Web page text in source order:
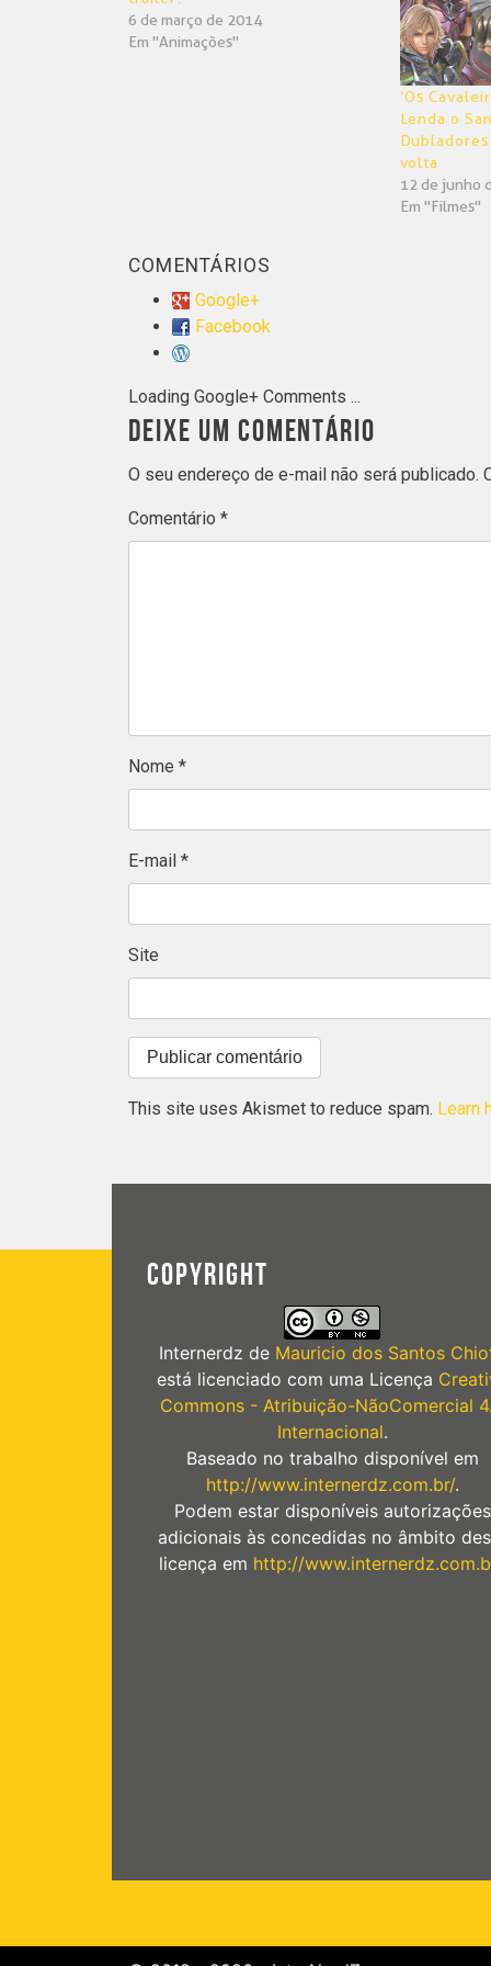
6 de março de 2014
Em "Animações"
‘Os
Lenda o
volta
12 de junho
Em "Filmes"
COMENTÁRIOS
Google+
Facebook
Loading Google+ Comments ...
DEIXE UM COMENTÁRIO
O seu endereço de e-mail não será publicado.
Comentário *
Nome *
E-mail *
Site
This site uses Akismet to reduce spam. Learn
COPYRIGHT
Internerdz de Mauricio dos Santos
está licenciado com uma Licença
Commons - Atribuição-NãoComercial
Internacional.
Baseado no trabalho disponível em
http://www.internerdz.com.br/.
Podem estar disponíveis autorizações
adicionais às concedidas no âmbito
licença em http://